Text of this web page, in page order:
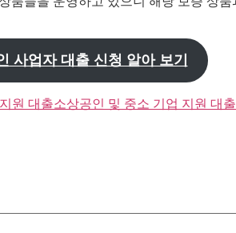
사업자 대출 신청 알아 보기
원 대출소상공인 및 중소 기업 지원 대출